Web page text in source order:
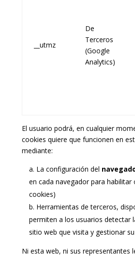
__utmz
De
Terceros
(Google
Analytics)
El usuario podrá, en cualquier
cookies quiere que funcionen en
mediante:
La configuración del
en cada navegador para habilitar
cookies)
Herramientas de terceros,
permiten a los usuarios detectar
sitio web que visita y gestionar
Ni esta web, ni sus representantes